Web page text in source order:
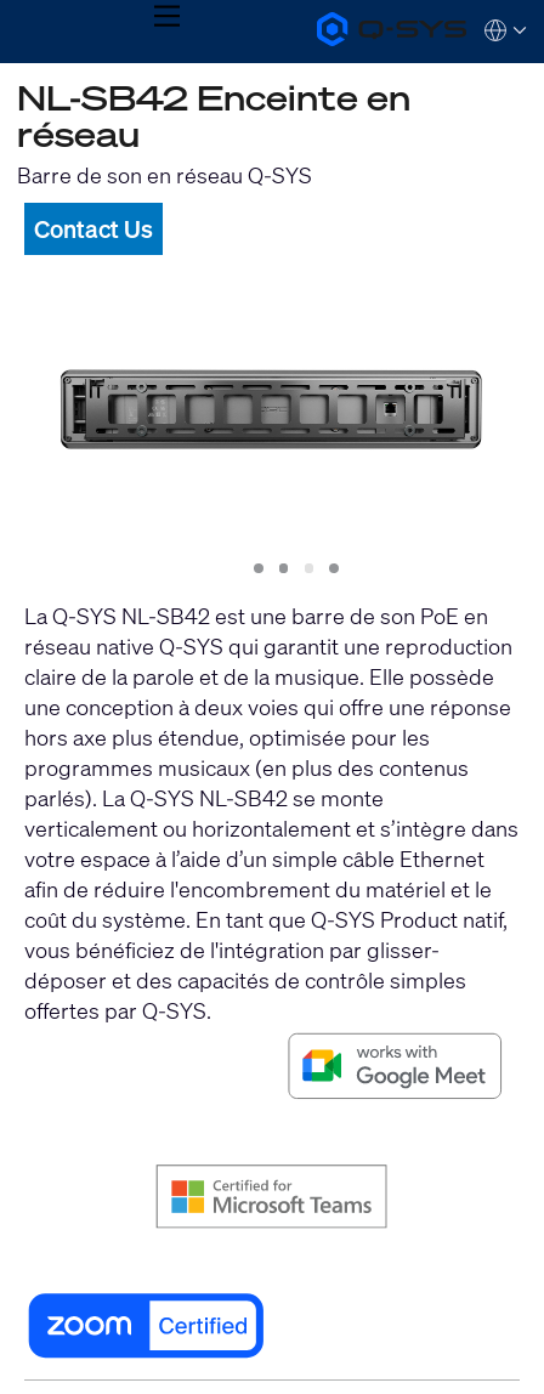
Q-
SYS
Products
Homepage
MENU
QSYS.com (English)
India (English)
Español
Français
日本語
한국어
NL-SB42 Enceinte en
réseau
Barre de son en réseau Q-SYS
Contact Us
Slide
1 Slide
2 Slide
3 Slide
4
La Q-SYS NL-SB42 est une barre de son PoE en
réseau native Q-SYS qui garantit une reproduction
claire de la parole et de la musique. Elle possède
une conception à deux voies qui offre une réponse
hors axe plus étendue, optimisée pour les
programmes musicaux (en plus des contenus
parlés). La Q-SYS NL-SB42 se monte
verticalement ou horizontalement et s’intègre dans
votre espace à l’aide d’un simple câble Ethernet
afin de réduire l'encombrement du matériel et le
coût du système. En tant que Q-SYS Product natif,
vous bénéficiez de l'intégration par glisser-
déposer et des capacités de contrôle simples
offertes par Q-SYS.